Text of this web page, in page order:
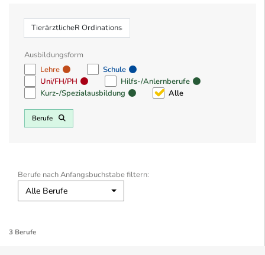
Beruf
Ausbildungsform
Lehre
Schule
Uni/FH/PH
Hilfs-/Anlernberufe
Kurz-/Spezialausbildung
Alle
Berufe
Berufe nach Anfangsbuchstabe filtern:
Alle Berufe
3 Berufe